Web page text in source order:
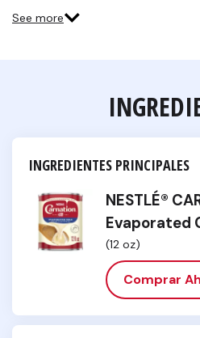
See more
INGREDIENTES PRINCIPALES
NESTLÉ®
Evaporated
(12 oz)
Comprar